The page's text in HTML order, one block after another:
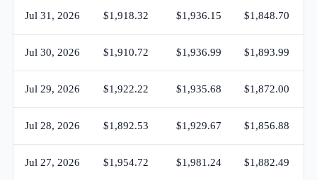
Jul 31, 2026 $1,918.32 $1,936.15 $1,848.70
Jul 30, 2026 $1,910.72 $1,936.99 $1,893.99
Jul 29, 2026 $1,922.22 $1,935.68 $1,872.00
Jul 28, 2026 $1,892.53 $1,929.67 $1,856.88
Jul 27, 2026 $1,954.72 $1,981.24 $1,882.49